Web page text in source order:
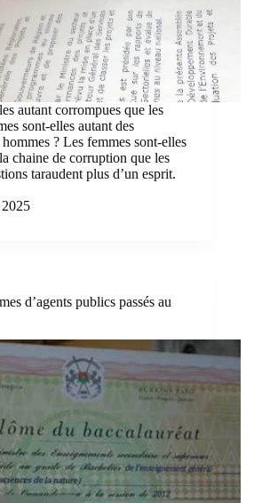
autant corrompues que les
sont-elles autant des
? Les femmes sont-elles
chaine de corruption que les
taraudent plus d’un esprit.
d’agents publics passés au